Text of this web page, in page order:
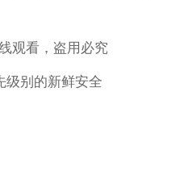
观看，盗用必究
别的新鲜安全